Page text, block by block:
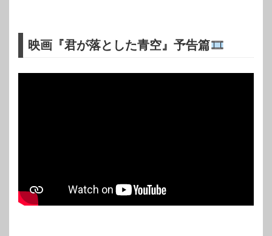
映画『君が落とした青空』予告篇